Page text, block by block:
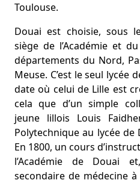
Toulouse.
Douai est choisie, sous
siège de l’Académie et
départements du Nord,
Meuse. C’est le seul lycée
date où celui de Lille est
cela que d’un simple
jeune lillois Louis
Polytechnique au lycée
En 1800, un cours
l’Académie de Douai
secondaire de médecine